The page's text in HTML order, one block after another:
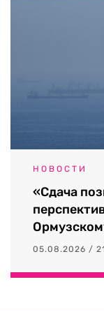
НОВОСТИ
«Сдача
05.08.2026 /